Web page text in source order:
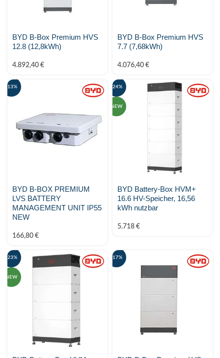
BYD B-Box Premium HVS
12.8 (12,8kWh)
4.892,40 €
BYD B-Box Premium HVS
7.7 (7,68kWh)
4.076,40 €
-13%
BYD B-BOX PREMIUM
LVS BATTERY
MANAGEMENT UNIT IP55
NEW
166,80 €
-24%
NEW
BYD Battery-Box HVM+
16.6 HV-Speicher, 16,56
kWh nutzbar
5.718 €
-23%
NEW
-17%